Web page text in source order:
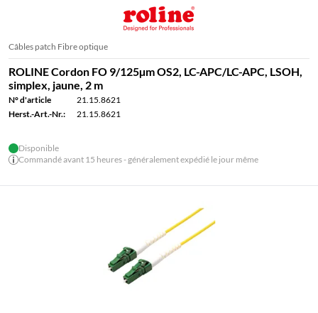
Câbles patch Fibre optique
ROLINE Cordon FO 9/125µm OS2, LC-APC/LC-APC, LSOH,
simplex, jaune, 2 m
N° d'article
21.15.8621
Herst.-Art.-Nr.:
21.15.8621
Disponible
Commandé avant 15 heures - généralement expédié le jour même